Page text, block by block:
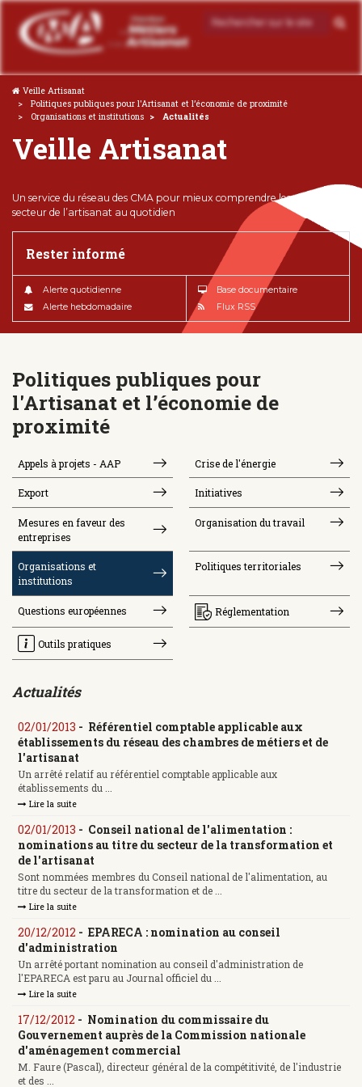
Veille Artisanat
Politiques publiques pour l'Artisanat et l’économie de proximité
Organisations et institutions
Actualités
Veille Artisanat
Un service du réseau des CMA pour mieux comprendre les enjeux du
secteur de l’artisanat au quotidien
Rester informé
Alerte quotidienne
Alerte hebdomadaire
Base documentaire
Flux RSS
Politiques publiques pour
l'Artisanat et l’économie de
proximité
Appels à projets - AAP Crise de l'énergie
Export Initiatives
Mesures en faveur des
entreprises
Organisation du travail
Organisations et
institutions
Politiques territoriales
Questions européennes Réglementation
Outils pratiques
Actualités
02/01/2013 - Référentiel comptable applicable aux
établissements du réseau des chambres de métiers et de
l'artisanat
Un arrêté relatif au référentiel comptable applicable aux
établissements du ...
Lire la suite
02/01/2013 - Conseil national de l'alimentation :
nominations au titre du secteur de la transformation et
de l'artisanat
Sont nommées membres du Conseil national de l'alimentation, au
titre du secteur de la transformation et de ...
Lire la suite
20/12/2012 - EPARECA : nomination au conseil
d'administration
Un arrêté portant nomination au conseil d'administration de
l'EPARECA est paru au Journal officiel du ...
Lire la suite
17/12/2012 - Nomination du commissaire du
Gouvernement auprès de la Commission nationale
d'aménagement commercial
M. Faure (Pascal), directeur général de la compétitivité, de l'industrie
et des ...